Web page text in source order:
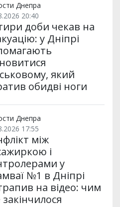
Днепра
20:40
доби чекав на
у Дніпрі
який
обидві ноги
Днепра
17:55
між
і
у
№1 в Дніпрі
на відео: чим
закінчилося